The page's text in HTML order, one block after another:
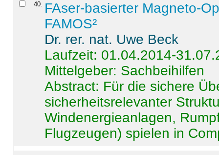
40. FAser-basierter Magneto-
FAMOS²
Dr. rer. nat. Uwe Beck
Laufzeit: 01.04.2014-
Mittelgeber: Sachbeihilfen
Abstract: Für die sichere
sicherheitsrelevanter
Windenergieanlagen,
Flugzeugen) spielen in